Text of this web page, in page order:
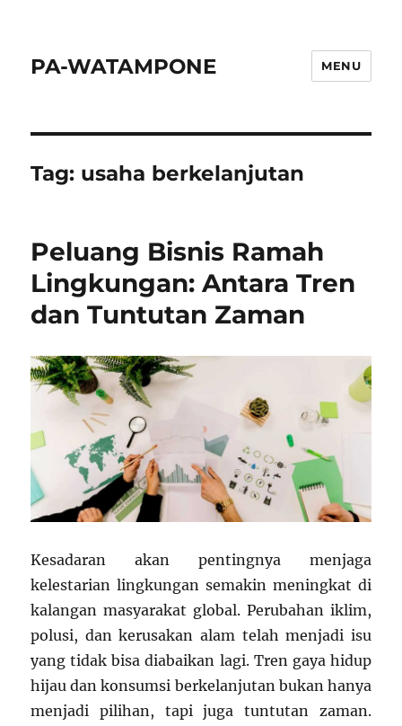
PA-WATAMPONE MENU
Tag: usaha berkelanjutan
Peluang Bisnis Ramah
Lingkungan: Antara Tren
dan Tuntutan Zaman
Kesadaran akan pentingnya menjaga
kelestarian lingkungan semakin meningkat di
kalangan masyarakat global. Perubahan iklim,
polusi, dan kerusakan alam telah menjadi isu
yang tidak bisa diabaikan lagi. Tren gaya hidup
hijau dan konsumsi berkelanjutan bukan hanya
menjadi pilihan, tapi juga tuntutan zaman.